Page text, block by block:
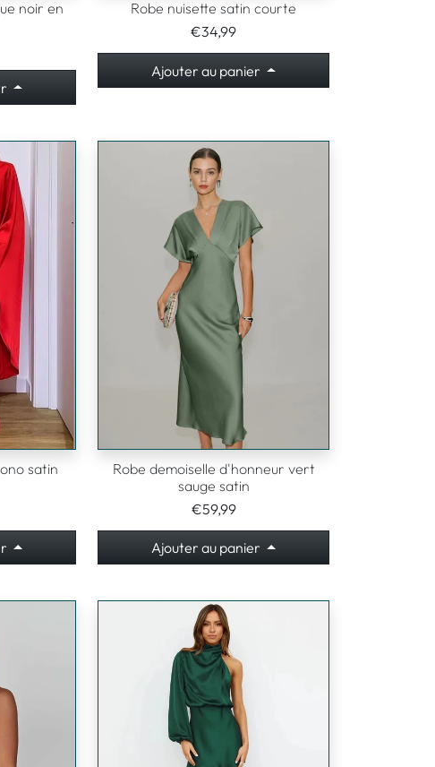
noir en
Robe nuisette satin courte
€34,99
Ajouter au panier
satin
Robe demoiselle d'honneur vert
sauge satin
€59,99
Ajouter au panier